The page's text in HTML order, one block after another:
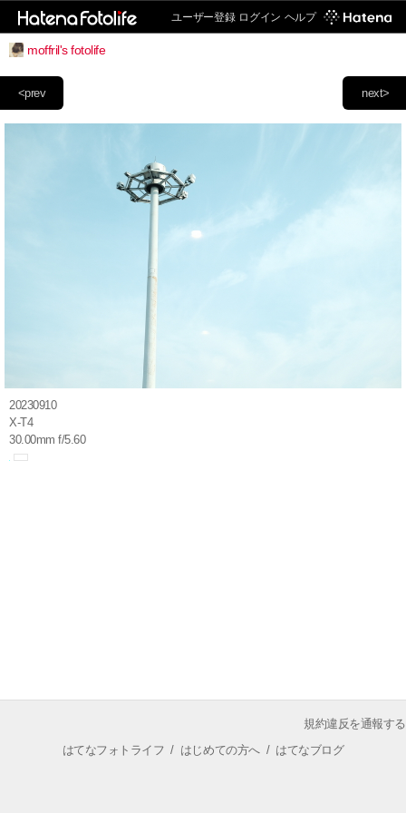
ユーザー登録 ログイン ヘルプ
moffril's fotolife
next>
<prev
20230910
X-T4
30.00mm f/5.60
規約違反を通報する
はてなフォトライフ / はじめての方へ/ はてなブログ